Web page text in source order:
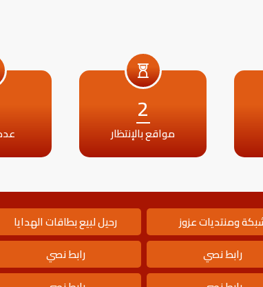
2
مواقع بالإنتظار
ومنتديات عزوز رحيل لبيع بطاقات الهدايا
رابط نصي رابط نصي